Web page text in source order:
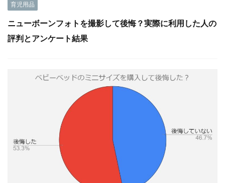
育児用品
ニューボーンフォトを撮影して後悔？実際に利用した人の
評判とアンケート結果